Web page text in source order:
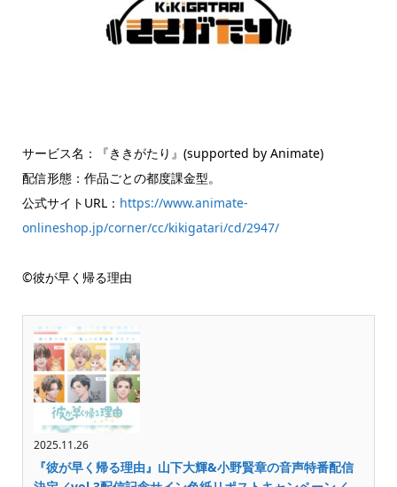
サービス名：『ききがたり』(supported by Animate)
配信形態：作品ごとの都度課金型。
公式サイトURL： https://www.animate-
onlineshop.jp/corner/cc/kikigatari/cd/2947/
©彼が早く帰る理由
2025.11.26
『彼が早く帰る理由』山下大輝&小野賢章の音声特番配信